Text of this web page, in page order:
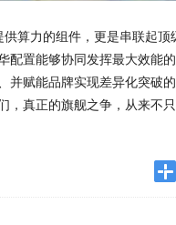
算力的组件，更是串联起
配置能够协同发挥最大效能
并赋能品牌实现差异化突破
，真正的旗舰之争，从来不